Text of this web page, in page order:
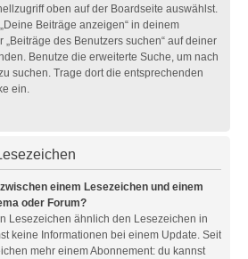
oben auf der Boardseite auswählst.
Beiträge anzeigen“ in deinem
des Benutzers suchen“ auf deiner
Benutze die erweiterte Suche, um nach
suchen. Trage dort die entsprechenden
ein.
einem Lesezeichen und einem
oder Forum?
Lesezeichen ähnlich den Lesezeichen in
keine Informationen bei einem Update. Seit
mehr einem Abonnement: du kannst